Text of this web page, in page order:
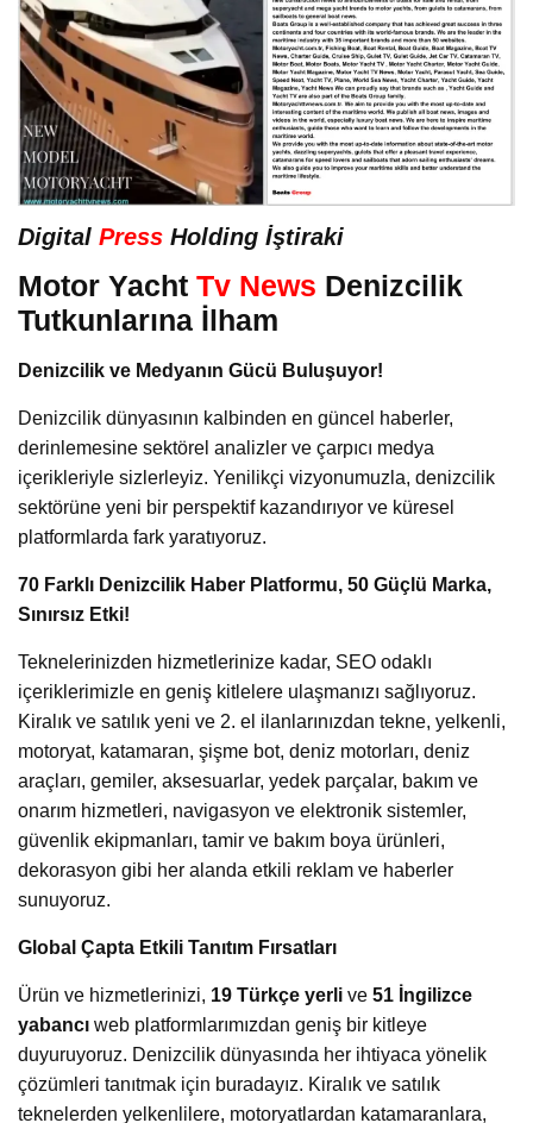
Digital Press Holding İştiraki
Motor Yacht Tv News Denizcilik
Tutkunlarına İlham
Denizcilik ve Medyanın Gücü Buluşuyor!
Denizcilik dünyasının kalbinden en güncel haberler,
derinlemesine sektörel analizler ve çarpıcı medya
içerikleriyle sizlerleyiz. Yenilikçi vizyonumuzla, denizcilik
sektörüne yeni bir perspektif kazandırıyor ve küresel
platformlarda fark yaratıyoruz.
70 Farklı Denizcilik Haber Platformu, 50 Güçlü Marka,
Sınırsız Etki!
Teknelerinizden hizmetlerinize kadar, SEO odaklı
içeriklerimizle en geniş kitlelere ulaşmanızı sağlıyoruz.
Kiralık ve satılık yeni ve 2. el ilanlarınızdan tekne, yelkenli,
motoryat, katamaran, şişme bot, deniz motorları, deniz
araçları, gemiler, aksesuarlar, yedek parçalar, bakım ve
onarım hizmetleri, navigasyon ve elektronik sistemler,
güvenlik ekipmanları, tamir ve bakım boya ürünleri,
dekorasyon gibi her alanda etkili reklam ve haberler
sunuyoruz.
Global Çapta Etkili Tanıtım Fırsatları
Ürün ve hizmetlerinizi, 19 Türkçe yerli ve 51 İngilizce
yabancı web platformlarımızdan geniş bir kitleye
duyuruyoruz. Denizcilik dünyasında her ihtiyaca yönelik
çözümleri tanıtmak için buradayız. Kiralık ve satılık
teknelerden yelkenlilere, motoryatlardan katamaranlara,